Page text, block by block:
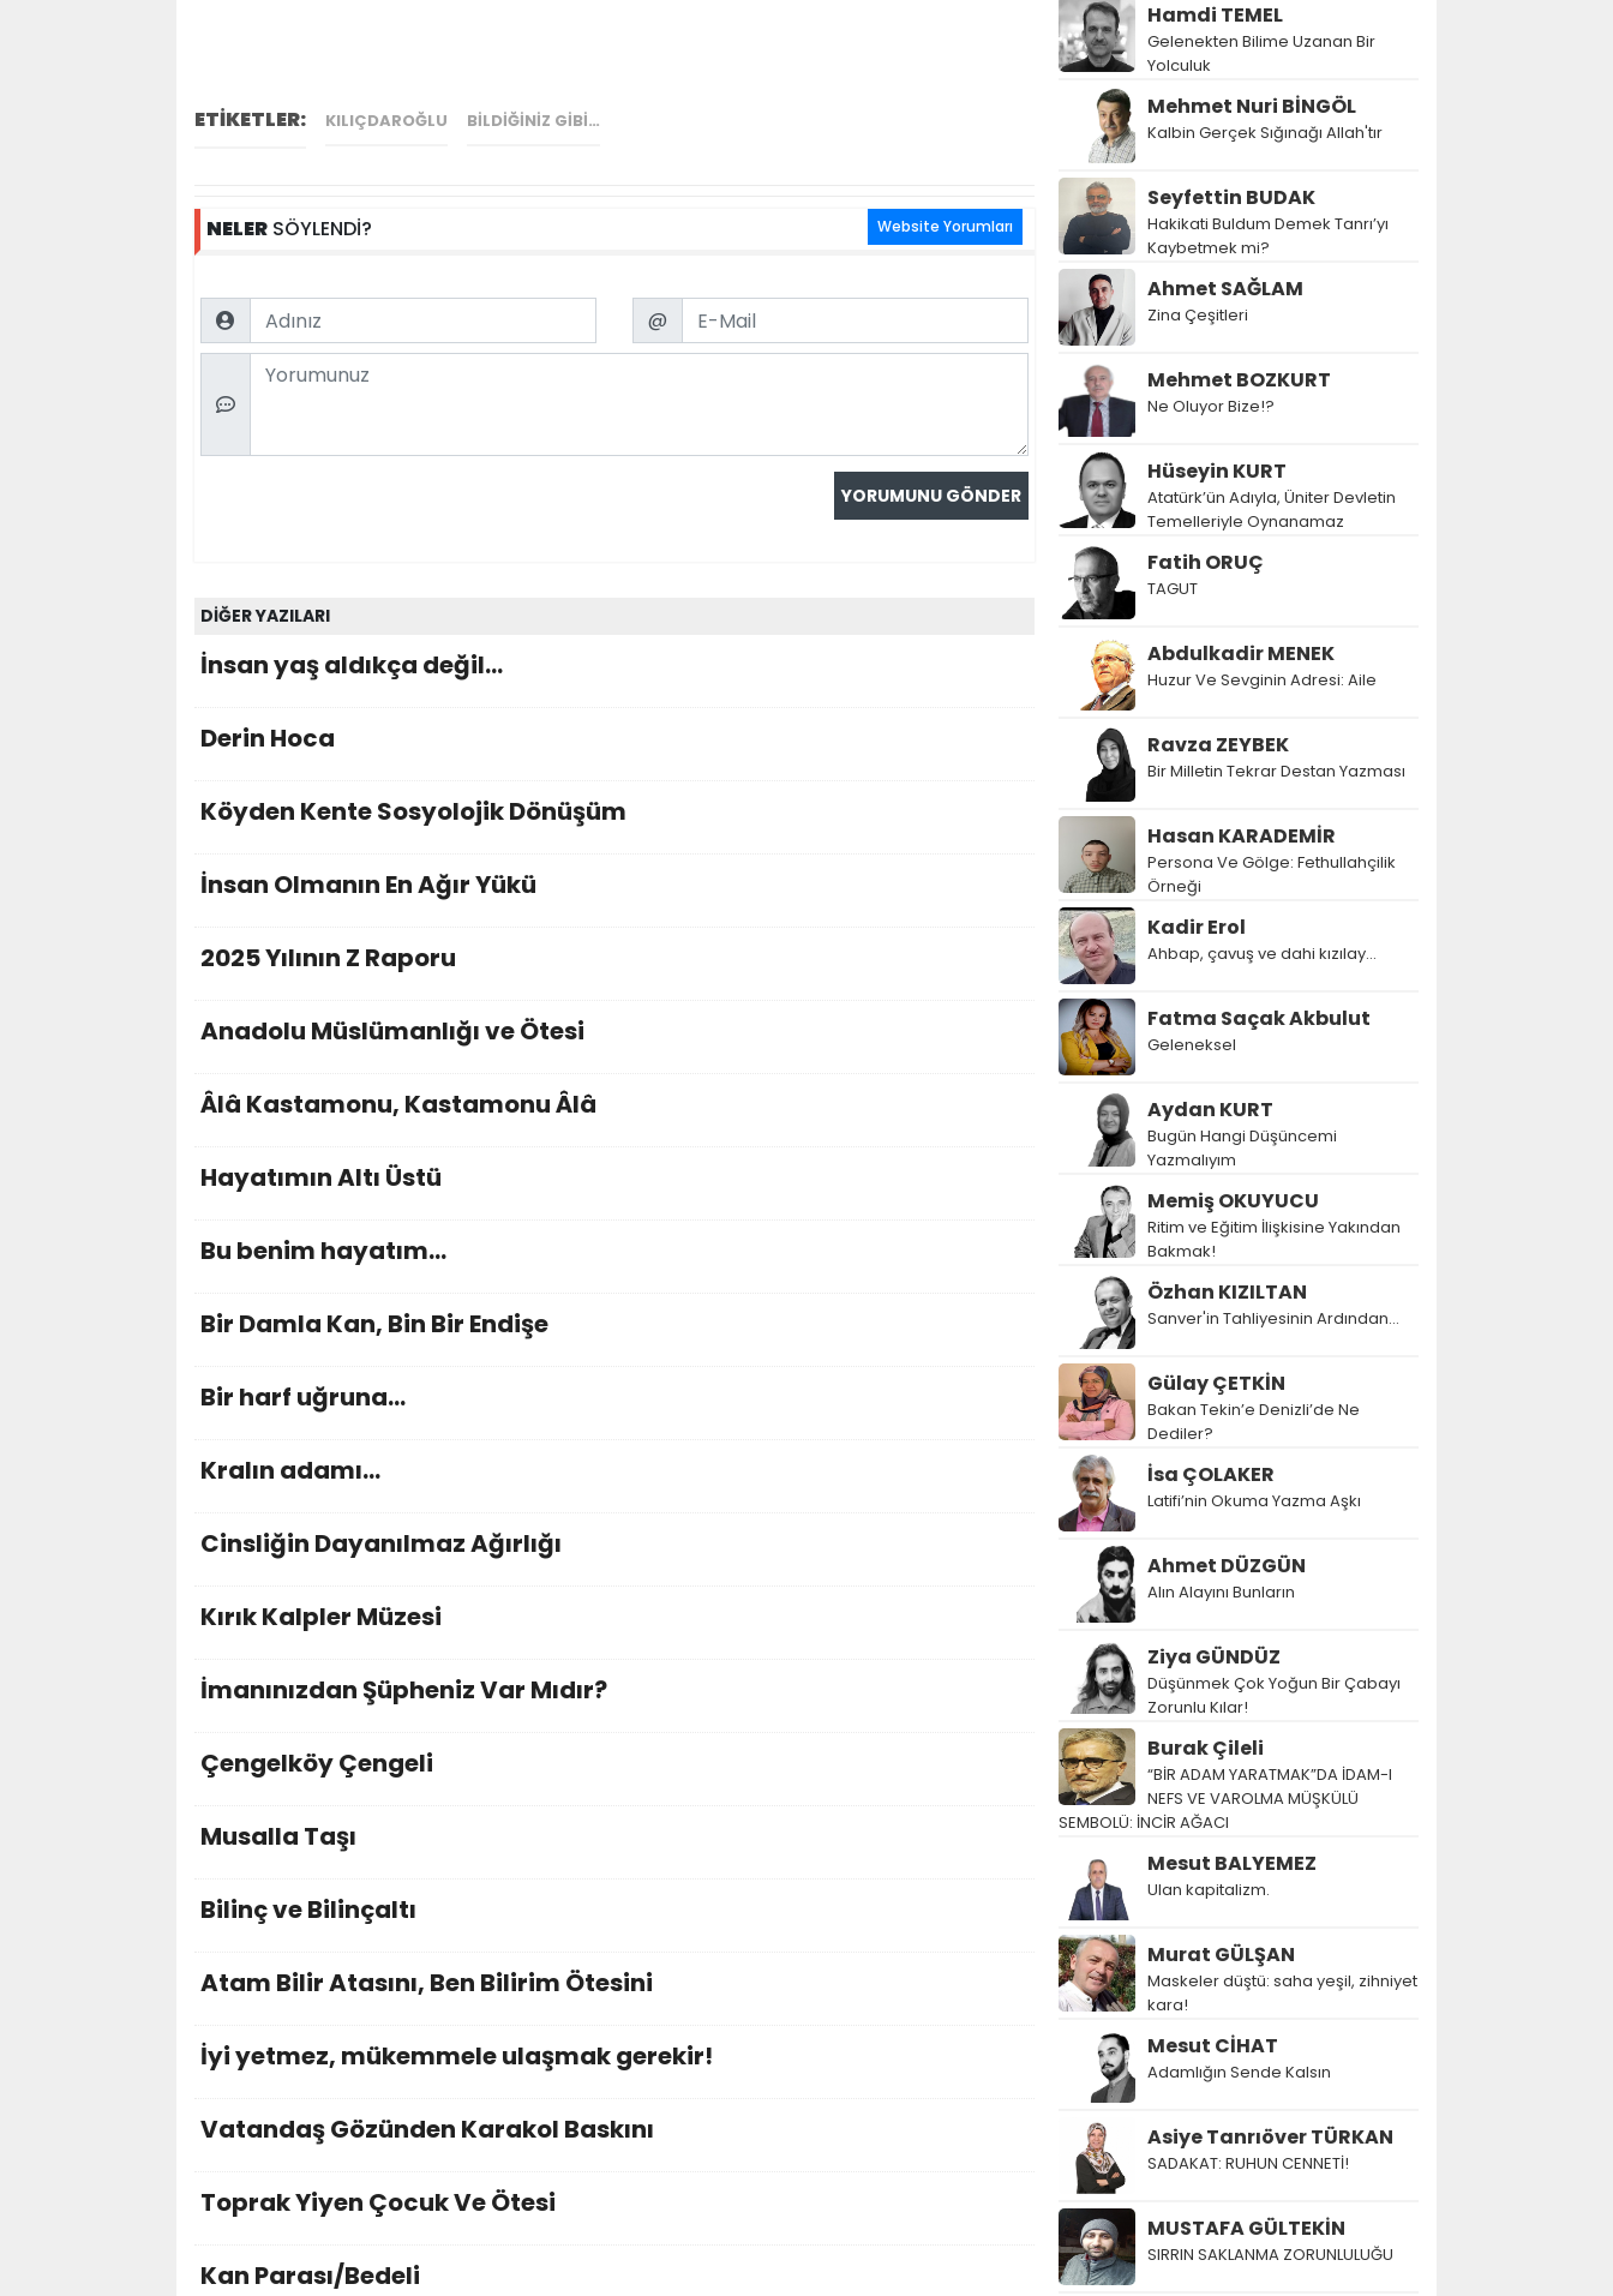
ETİKETLER: KILIÇDAROĞLU BILDIĞINIZ GIBI…
NELER SÖYLENDİ? Website Yorumları
Name Email
@
Comment
DİĞER YAZILARI
İnsan yaş aldıkça değil...
Derin Hoca
Köyden Kente Sosyolojik Dönüşüm
İnsan Olmanın En Ağır Yükü
2025 Yılının Z Raporu
Anadolu Müslümanlığı ve Ötesi
Âlâ Kastamonu, Kastamonu Âlâ
Hayatımın Altı Üstü
Bu benim hayatım...
Bir Damla Kan, Bin Bir Endişe
Bir harf uğruna...
Kralın adamı...
Cinsliğin Dayanılmaz Ağırlığı
Kırık Kalpler Müzesi
İmanınızdan Şüpheniz Var Mıdır?
Çengelköy Çengeli
Musalla Taşı
Bilinç ve Bilinçaltı
Atam Bilir Atasını, Ben Bilirim Ötesini
İyi yetmez, mükemmele ulaşmak gerekir!
Vatandaş Gözünden Karakol Baskını
Toprak Yiyen Çocuk Ve Ötesi
Kan Parası/Bedeli
Hamdi TEMEL
Gelenekten Bilime Uzanan Bir
Yolculuk
Mehmet Nuri BİNGÖL
Kalbin Gerçek Sığınağı Allah'tır
Seyfettin BUDAK
Hakikati Buldum Demek Tanrı’yı
Kaybetmek mi?
Ahmet SAĞLAM
Zina Çeşitleri
Mehmet BOZKURT
Ne Oluyor Bize!?
Hüseyin KURT
Atatürk’ün Adıyla, Üniter Devletin
Temelleriyle Oynanamaz
Fatih ORUÇ
TAGUT
Abdulkadir MENEK
Huzur Ve Sevginin Adresi: Aile
Ravza ZEYBEK
Bir Milletin Tekrar Destan Yazması
Hasan KARADEMİR
Persona Ve Gölge: Fethullahçilik
Örneği
Kadir Erol
Ahbap, çavuş ve dahi kızılay...
Fatma Saçak Akbulut
Geleneksel
Aydan KURT
Bugün Hangi Düşüncemi
Yazmalıyım
Memiş OKUYUCU
Ritim ve Eğitim İlişkisine Yakından
Bakmak!
Özhan KIZILTAN
Sanver'in Tahliyesinin Ardından…
Gülay ÇETKİN
Bakan Tekin’e Denizli’de Ne
Dediler?
İsa ÇOLAKER
Latifi’nin Okuma Yazma Aşkı
Ahmet DÜZGÜN
Alın Alayını Bunların
Ziya GÜNDÜZ
Düşünmek Çok Yoğun Bir Çabayı
Zorunlu Kılar!
Burak Çileli
“BİR ADAM YARATMAK”DA İDAM-I
NEFS VE VAROLMA MÜŞKÜLÜ
SEMBOLÜ: İNCİR AĞACI
Mesut BALYEMEZ
Ulan kapitalizm.
Murat GÜLŞAN
Maskeler düştü: saha yeşil, zihniyet
kara!
Mesut CİHAT
Adamlığın Sende Kalsın
Asiye Tanrıöver TÜRKAN
SADAKAT: RUHUN CENNETİ!
MUSTAFA GÜLTEKİN
SIRRIN SAKLANMA ZORUNLULUĞU